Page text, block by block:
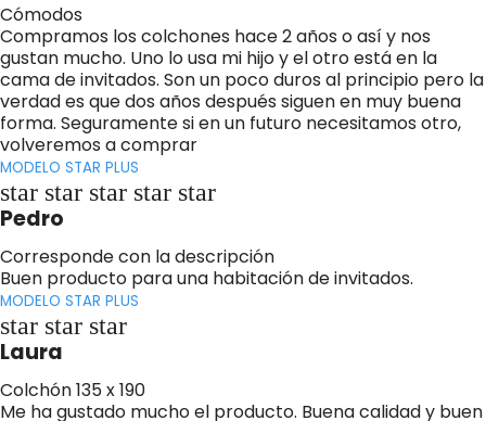
Cómodos
Compramos los colchones hace 2 años o así y nos
gustan mucho. Uno lo usa mi hijo y el otro está en la
cama de invitados. Son un poco duros al principio pero la
verdad es que dos años después siguen en muy buena
forma. Seguramente si en un futuro necesitamos otro,
volveremos a comprar
MODELO STAR PLUS
star star star star star
Pedro
Corresponde con la descripción
Buen producto para una habitación de invitados.
MODELO STAR PLUS
star star star
Laura
Colchón 135 x 190
Me ha gustado mucho el producto. Buena calidad y buen